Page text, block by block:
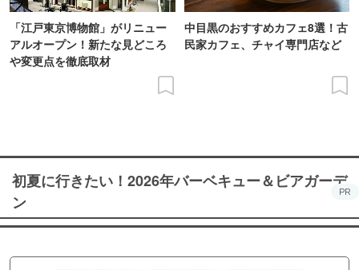
「江戸東京博物館」がリニュー
アルオープン！新たな見どころ
や変更点を徹底取材
中目黒のおすすめカフェ8選！古
民家カフェ、チャイ専門店など
初夏に行きたい！2026年バーベキュー＆ビアガーデ
ン
PR